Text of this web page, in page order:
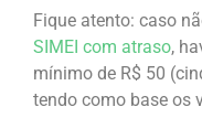
Fique atento: caso
SIMEI com atraso,
mínimo de R$ 50
tendo como base os